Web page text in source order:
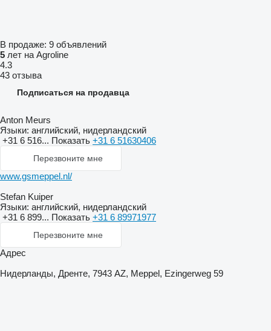
В продаже: 9 объявлений
5 лет на Agroline
4.3
43 отзыва
Подписаться на продавца
Anton Meurs
Языки: английский, нидерландский
+31 6 516... Показать +31 6 51630406
Перезвоните мне
www.gsmeppel.nl/
Stefan Kuiper
Языки: английский, нидерландский
+31 6 899... Показать +31 6 89971977
Перезвоните мне
Адрес
Нидерланды, Дренте, 7943 AZ, Meppel, Ezingerweg 59